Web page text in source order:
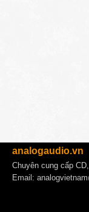
analogaudio.vn
Chuyên cung cấp
Email: